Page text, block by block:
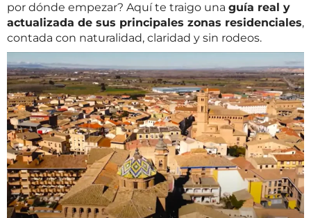
por dónde empezar? Aquí te traigo una guía real y
actualizada de sus principales zonas residenciales,
contada con naturalidad, claridad y sin rodeos.